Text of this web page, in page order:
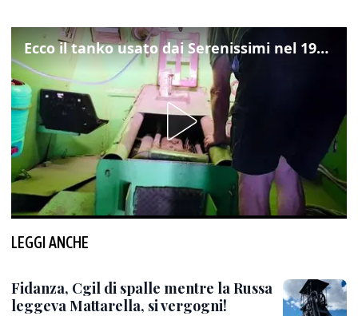
Ecco il tanko usato dai Serenissimi nel 1997 per il blitz a San Marco
LEGGI ANCHE
Fidanza, Cgil di spalle mentre la Russa
leggeva Mattarella, si vergogni!